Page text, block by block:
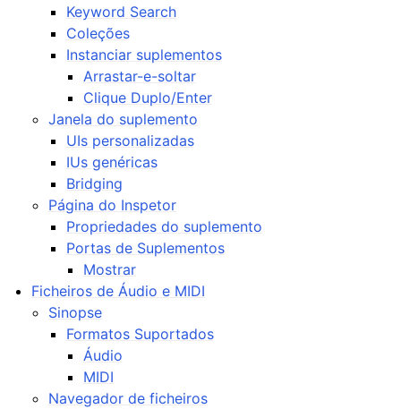
navigation of Ficheiros de Áudio e MIDI
navigation of Faixas
navigation of Edição
navigation of Misturar
navigation of Reprodução e Gravação
navigation of Roteamento
navigation of Acordes e escalas
navigation of Exportação
navigation of Scripting
navigation of Temas
navigation of Contribuir
Keyword Search
Coleções
Instanciar suplementos
Arrastar-e-soltar
Clique Duplo/Enter
Janela do suplemento
UIs personalizadas
IUs genéricas
Bridging
Página do Inspetor
Propriedades do suplemento
Portas de Suplementos
Mostrar
Ficheiros de Áudio e MIDI
Sinopse
Formatos Suportados
Áudio
MIDI
Navegador de ficheiros